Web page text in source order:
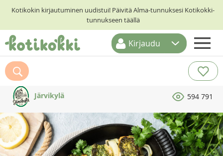
Kotikokin kirjautuminen uudistui! Päivitä Alma-tunnuksesi Kotikokki-
tunnukseen täällä
ETUSIVU
RESEPTIHAKU
RUOKATEEMAT
KESKUSTELUT
KOTIKOKIT
Kirjaudu
Järvikylä 594 791